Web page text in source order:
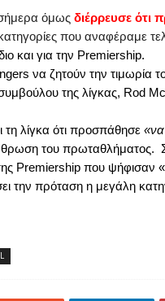
όμως διέρρευσε ότι
που αναφέραμε
και για την Premiership.
να ζητούν την τιμωρία
της λίγκας, Rod
τη λίγκα ότι προσπάθησε
του πρωταθλήματος.
Premiership που ψήφισαν
την πρόταση η μεγάλη